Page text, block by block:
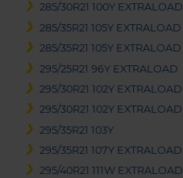
285/30R21 100Y EXTRALOAD
285/35R21 105Y EXTRALOAD
285/35R21 105Y EXTRALOAD
295/25R21 96Y EXTRALOAD
295/30R21 102Y EXTRALOAD
295/30R21 102Y EXTRALOAD
295/35R21 103Y
295/35R21 107Y EXTRALOAD
295/40R21 111W EXTRALOAD